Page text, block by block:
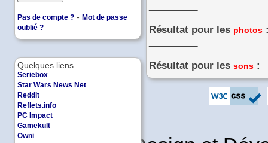
Quelques liens...
Seriebox
Star Wars News Net
Reddit
Reflets.info
PC Impact
Gamekult
Owni
Pas de compte ? - Mot de passe
oublié ?
Résultat pour les photos
Résultat pour les sons :